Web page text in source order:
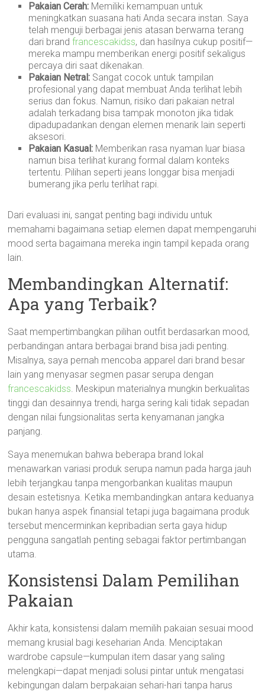
Pakaian Cerah: Memiliki kemampuan untuk
meningkatkan suasana hati Anda secara instan. Saya
telah menguji berbagai jenis atasan berwarna terang
dari brandfrancescakidss, dan hasilnya cukup positif—
mereka mampu memberikan energi positif sekaligus
percaya diri saat dikenakan.
Pakaian Netral: Sangat cocok untuk tampilan
profesional yang dapat membuat Anda terlihat lebih
serius dan fokus. Namun, risiko dari pakaian netral
adalah terkadang bisa tampak monoton jika tidak
dipadupadankan dengan elemen menarik lain seperti
aksesori.
Pakaian Kasual: Memberikan rasa nyaman luar biasa
namun bisa terlihat kurang formal dalam konteks
tertentu. Pilihan seperti jeans longgar bisa menjadi
bumerang jika perlu terlihat rapi.
Dari evaluasi ini, sangat penting bagi individu untuk
memahami bagaimana setiap elemen dapat mempengaruhi
mood serta bagaimana mereka ingin tampil kepada orang
lain.
Membandingkan Alternatif:
Apa yang Terbaik?
Saat mempertimbangkan pilihan outfit berdasarkan mood,
perbandingan antara berbagai brand bisa jadi penting.
Misalnya, saya pernah mencoba apparel dari brand besar
lain yang menyasar segmen pasar serupa dengan
francescakidss. Meskipun materialnya mungkin berkualitas
tinggi dan desainnya trendi, harga sering kali tidak sepadan
dengan nilai fungsionalitas serta kenyamanan jangka
panjang.
Saya menemukan bahwa beberapa brand lokal
menawarkan variasi produk serupa namun pada harga jauh
lebih terjangkau tanpa mengorbankan kualitas maupun
desain estetisnya. Ketika membandingkan antara keduanya
bukan hanya aspek finansial tetapi juga bagaimana produk
tersebut mencerminkan kepribadian serta gaya hidup
pengguna sangatlah penting sebagai faktor pertimbangan
utama.
Konsistensi Dalam Pemilihan
Pakaian
Akhir kata, konsistensi dalam memilih pakaian sesuai mood
memang krusial bagi keseharian Anda. Menciptakan
wardrobe capsule—kumpulan item dasar yang saling
melengkapi—dapat menjadi solusi pintar untuk mengatasi
kebingungan dalam berpakaian sehari-hari tanpa harus